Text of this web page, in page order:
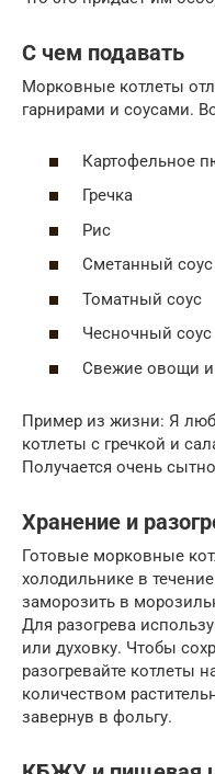
С чем подавать
Морковные котлеты
гарнирами и соусами.
Картофельное
Гречка
Рис
Сметанный соус
Томатный соус
Чесночный соус
Свежие овощи и
Пример из жизни: Я
котлеты с гречкой и
Получается очень
Хранение и
Готовые морковные
холодильнике в
заморозить в
Для разогрева
или духовку. Чтобы
разогревайте котлеты
количеством
завернув в фольгу.